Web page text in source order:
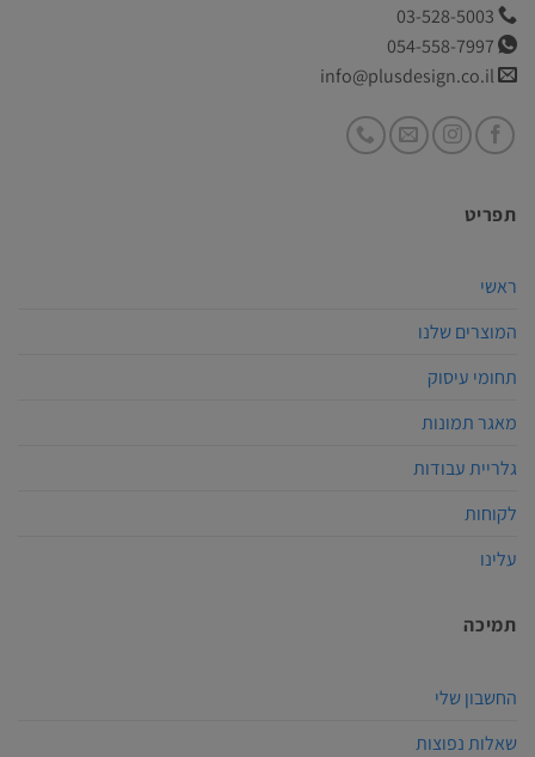
תפריט
ראשי
המוצרים שלנו
תחומי עיסוק
מאגר תמונות
גלריית עבודות
לקוחות
עלינו
תמיכה
החשבון שלי
שאלות נפוצות